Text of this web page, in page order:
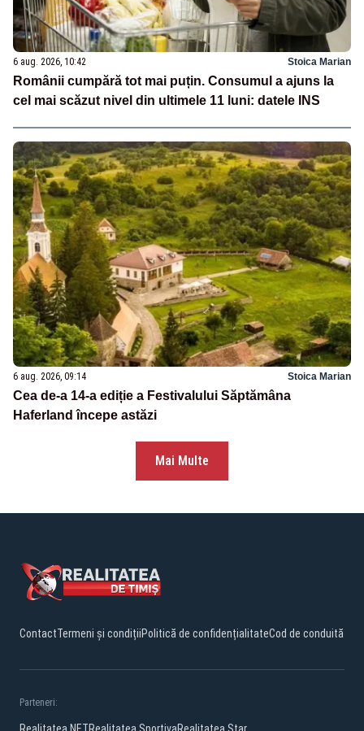
6 aug. 2026, 10:42 Stoica Marian
Românii cumpără tot mai puțin. Consumul a ajuns la
cel mai scăzut nivel din ultimele 11 luni: datele INS
6 aug. 2026, 09:14 Stoica Marian
Cea de-a 14-a ediție a Festivalului Săptămâna
Haferland începe astăzi
Mai Multe
ContactTermeni și condițiiPolitică de confidențialitateCod de conduită
Parteneri: